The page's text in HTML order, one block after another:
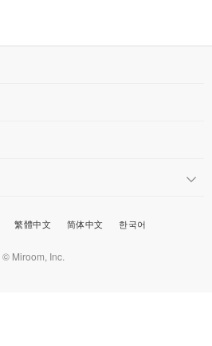
繁體中文 简体中文 한국어
© Miroom, Inc.